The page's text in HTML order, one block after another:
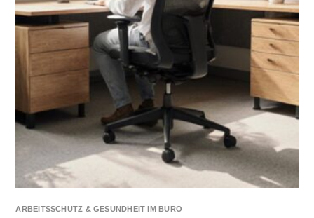
ARBEITSSCHUTZ & GESUNDHEIT IM BÜRO